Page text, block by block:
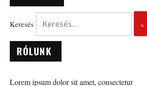
Keresés
RÓLUNK
Lorem ipsum dolor sit amet, consectetur